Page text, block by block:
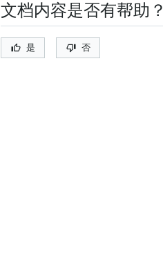
文档内容是否有帮助？
是 否